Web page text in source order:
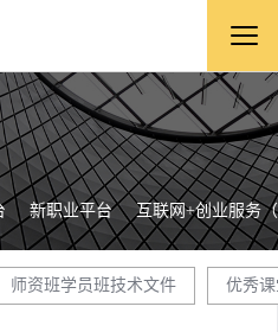
新职业平台 互联网+创业服务
师资班学员班技术文件 优秀